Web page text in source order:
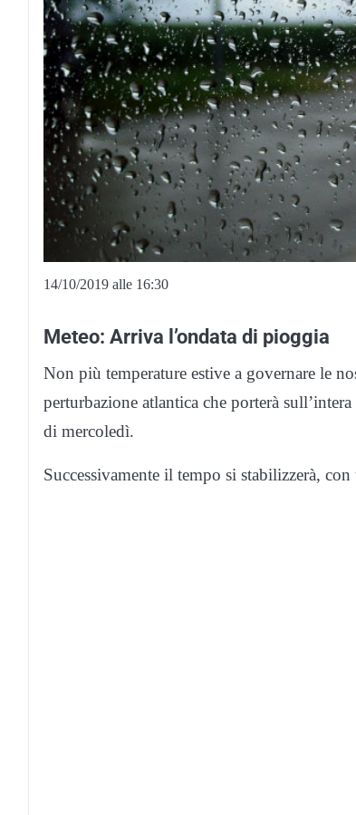
14/10/2019 alle 16:30
Meteo: Arriva l’ondata di pioggia
Non più temperature estive a governare le
perturbazione atlantica che porterà
di mercoledì.
Successivamente il tempo si stabilizzerà,